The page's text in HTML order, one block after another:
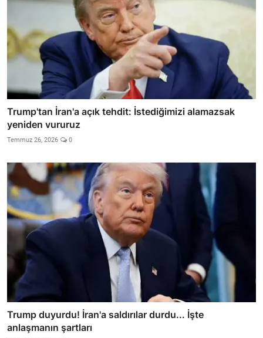
Trump'tan İran'a açık tehdit: İstediğimizi alamazsak
yeniden vururuz
Temmuz 26, 2026 0
Trump duyurdu! İran'a saldırılar durdu... İşte
anlaşmanın şartları